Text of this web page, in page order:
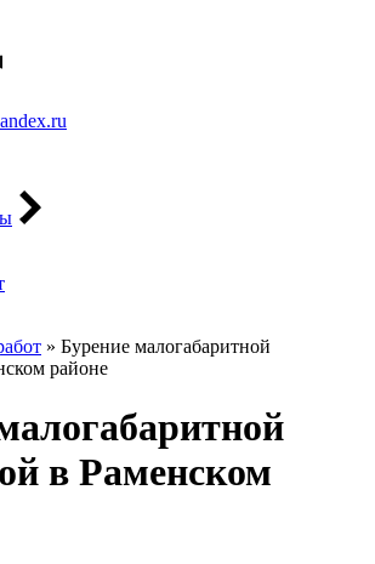
» Бурение малогабаритной
районе
в Раменском